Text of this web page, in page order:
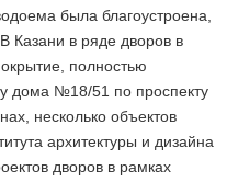
была благоустроена,
Казани в ряде дворов в
полностью
у дома №18/51 по проспекту
несколько объектов
архитектуры и дизайна
дворов в рамках